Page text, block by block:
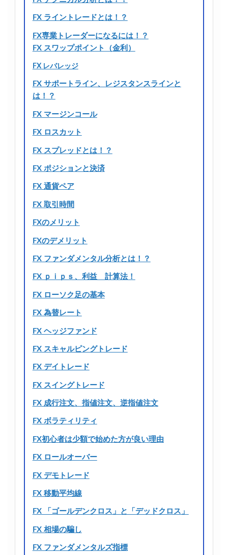
FX ライントレードとは！？
FX専業トレーダーになるには！？
FX スワップポイント（金利）
FX レバレッジ
FX サポートライン、レジスタンスラインと
は！？
FX マージンコール
FX ロスカット
FX スプレッドとは！？
FX ポジションと決済
FX 通貨ペア
FX 取引時間
FXのメリット
FXのデメリット
FX ファンダメンタル分析とは！？
FX ｐｉｐｓ、利益 計算法！
FX ローソク足の基本
FX 為替レート
FX ヘッジファンド
FX スキャルピングトレード
FX デイトレード
FX スイングトレード
FX 成行注文、指値注文、逆指値注文
FX ボラティリティ
FX初心者は少額で始めた方が良い理由
FX ロールオーバー
FX デモトレード
FX 移動平均線
FX 「ゴールデンクロス」と「デッドクロス」
FX 相場の騙し
FX ファンダメンタルズ指標